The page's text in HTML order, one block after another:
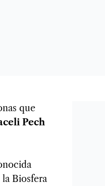
que
Pech
Biosfera